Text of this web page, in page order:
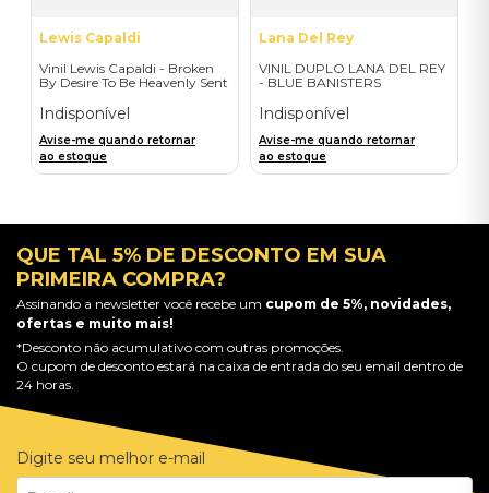
Lewis Capaldi
Vinil Lewis Capaldi - Broken
By Desire To Be Heavenly Sent
Indisponível
Avise-me quando retornar
ao estoque
Lana Del Rey
VINIL DUPLO LANA DEL REY
- BLUE BANISTERS
- IMPORTADO
Indisponível
Avise-me quando retornar
ao estoque
QUE TAL 5% DE DESCONTO EM SUA
PRIMEIRA COMPRA?
Assinando a newsletter você recebe um cupom de 5%, novidades,
ofertas e muito mais!
*Desconto não acumulativo com outras promoções.
O cupom de desconto estará na caixa de entrada do seu email dentro de
24 horas.
Digite seu melhor e-mail